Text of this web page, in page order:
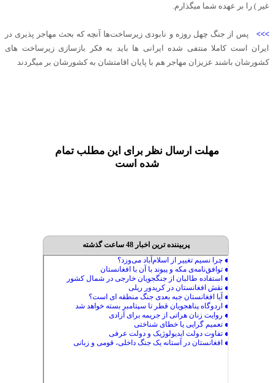
غیر ) را بر عهده شما میگذارم.
>>> پس از جنگ چهل روزه و نابودی زیرساخت‌ها آنچه که بحث مهاجر پذیری در
ایران است کاملا منتفی شده ایرانی ها باید به فکر بازسازی زیرساخت های
کشورشان باشند عزیزان مهاجر هم با پایان اقامتشان به کشورشان بر میگردند
مهلت ارسال نظر برای این مطلب تمام
شده است
پربیننده ترین اخبار 48 ساعت گذشته